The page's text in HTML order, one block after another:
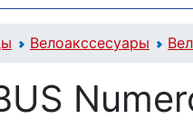
Велоакссесуары